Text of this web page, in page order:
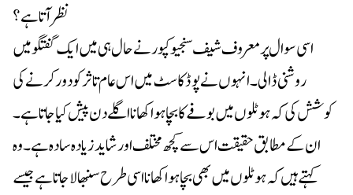
نظر آتا ہے؟
اسی سوال پر معروف شیف سنجیو کپور نے حال ہی میں ایک گفتگو میں
روشنی ڈالی۔ انہوں نے پوڈکاسٹ میں اس عام تاثر کو دور کرنے کی
کوشش کی کہ ہوٹلوں میں بوفے کا بچا ہوا کھانا اگلے دن پیش کیا جاتا ہے۔
ان کے مطابق حقیقت اس سے کچھ مختلف اور شاید زیادہ سادہ ہے۔ وہ
کہتے ہیں کہ ہوٹلوں میں بھی بچا ہوا کھانا اسی طرح سنبھالا جاتا ہے جیسے